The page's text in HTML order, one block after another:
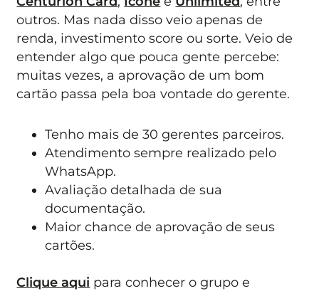
outros. Mas nada disso veio apenas de
renda, investimento score ou sorte. Veio de
entender algo que pouca gente percebe:
muitas vezes, a aprovação de um bom
cartão passa pela boa vontade do gerente.
Tenho mais de 30 gerentes parceiros.
Atendimento sempre realizado pelo
WhatsApp.
Avaliação detalhada de sua
documentação.
Maior chance de aprovação de seus
cartões.
Clique aqui para conhecer o grupo e